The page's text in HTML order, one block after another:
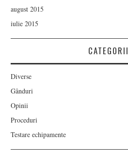
august 2015
iulie 2015
CATEGORII
Diverse
Gânduri
Opinii
Proceduri
Testare echipamente